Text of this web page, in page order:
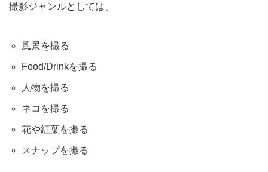
撮影ジャンルとしては、
風景を撮る
Food/Drinkを撮る
人物を撮る
ネコを撮る
花や紅葉を撮る
スナップを撮る